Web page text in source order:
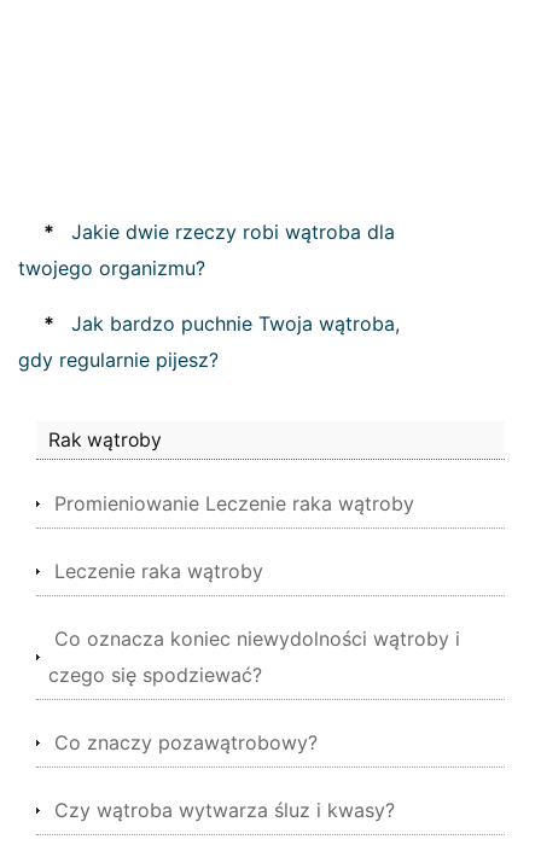
*
Jakie dwie rzeczy robi wątroba dla
twojego organizmu?
*
Jak bardzo puchnie Twoja wątroba,
gdy regularnie pijesz?
Rak wątroby
Promieniowanie Leczenie raka wątroby
Leczenie raka wątroby
Co oznacza koniec niewydolności wątroby i
czego się spodziewać?
Co znaczy pozawątrobowy?
Czy wątroba wytwarza śluz i kwasy?